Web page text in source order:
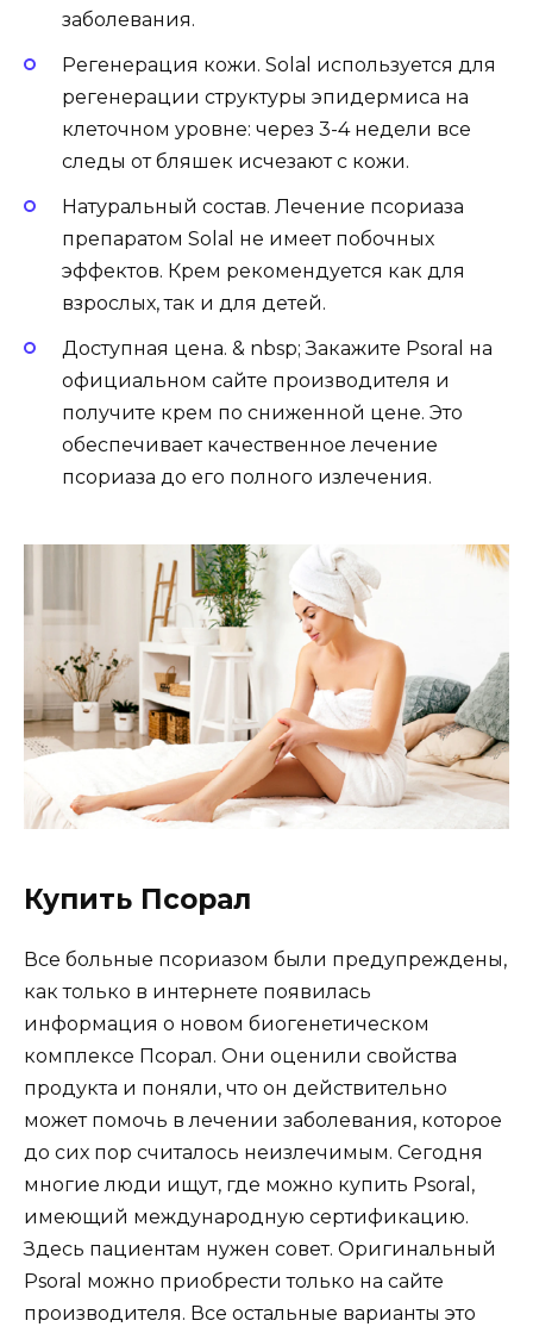
заболевания.
Регенерация кожи. Solal используется для
регенерации структуры эпидермиса на
клеточном уровне: через 3-4 недели все
следы от бляшек исчезают с кожи.
Натуральный состав. Лечение псориаза
препаратом Solal не имеет побочных
эффектов. Крем рекомендуется как для
взрослых, так и для детей.
Доступная цена. & nbsp; Закажите Psoral на
официальном сайте производителя и
получите крем по сниженной цене. Это
обеспечивает качественное лечение
псориаза до его полного излечения.
Купить Псорал
Все больные псориазом были предупреждены,
как только в интернете появилась
информация о новом биогенетическом
комплексе Псорал. Они оценили свойства
продукта и поняли, что он действительно
может помочь в лечении заболевания, которое
до сих пор считалось неизлечимым. Сегодня
многие люди ищут, где можно купить Psoral,
имеющий международную сертификацию.
Здесь пациентам нужен совет. Оригинальный
Psoral можно приобрести только на сайте
производителя. Все остальные варианты это